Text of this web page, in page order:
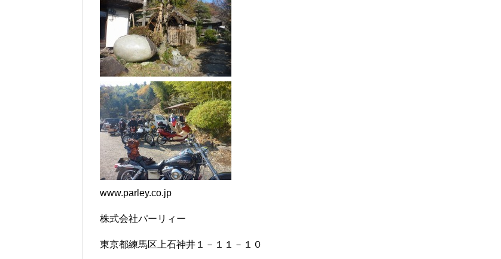
www.parley.co.jp
株式会社パーリィー
東京都練馬区上石神井１－１１－１０